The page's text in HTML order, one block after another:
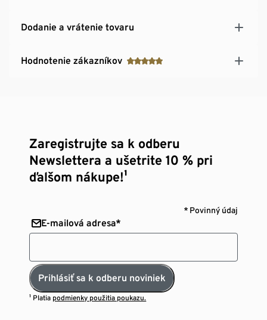
Dodanie a vrátenie tovaru
Hodnotenie zákazníkov
Zaregistrujte sa k odberu
Newslettera a ušetrite 10 % pri
ďalšom nákupe!¹
* Povinný údaj
E-mailová adresa*
Prihlásiť sa k odberu noviniek
¹ Platia podmienky použitia poukazu.